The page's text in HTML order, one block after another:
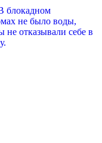
блокадном
не было воды,
не отказывали себе в